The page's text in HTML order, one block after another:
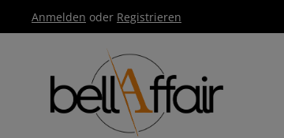
Hauptnavigation springen
Anmelden oder Registrieren